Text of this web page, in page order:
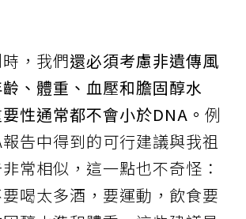
，我們還必須考慮非遺傳風
、體重、血壓和膽固醇水
性通常都不會小於DNA。 例
告中得到的可行建議與我祖
常相似，這一點也不奇怪：
喝太多酒，要運動，飲食要